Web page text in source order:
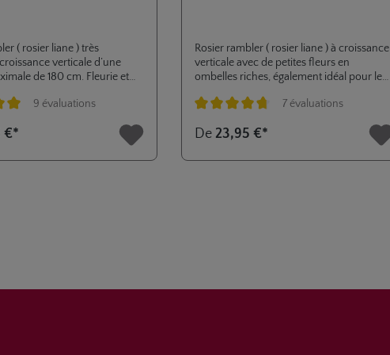
( rosier liane ) très
verticale d’une
de 180 cm. Fleurie et
adapté aux petits jardins,
9 évaluations
€*
Rosier rambler ( rosier liane ) à croissance
verticale avec de petites fleurs en
ombelles riches, également idéal pour les
7 évaluations
De 23,95 €*